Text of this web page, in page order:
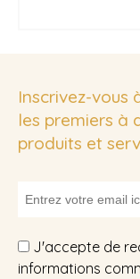
Inscrivez-vous
les premiers à
produits et
J'accepte de
informations